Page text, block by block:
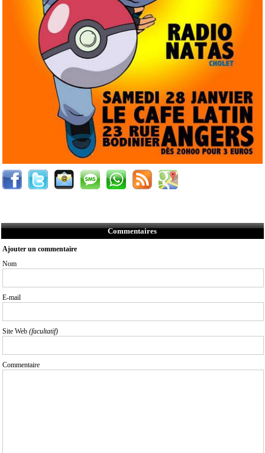
Commentaires
Ajouter un commentaire
Nom
E-mail
Site Web (facultatif)
Commentaire